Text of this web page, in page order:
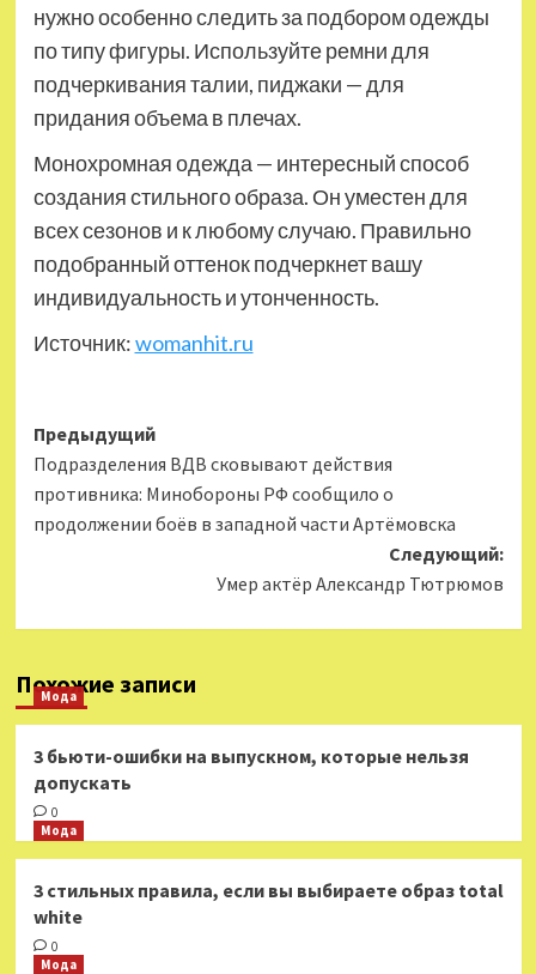
нужно особенно следить за подбором одежды
по типу фигуры. Используйте ремни для
подчеркивания талии, пиджаки — для
придания объема в плечах.
Монохромная одежда — интересный способ
создания стильного образа. Он уместен для
всех сезонов и к любому случаю. Правильно
подобранный оттенок подчеркнет вашу
индивидуальность и утонченность.
Источник:womanhit.ru
Навигация
записи
Предыдущий
Подразделения ВДВ сковывают действия
противника: Минобороны РФ сообщило о
продолжении боёв в западной части Артёмовска
Следующий:
Умер актёр Александр Тютрюмов
Похожие записи
Мода
3 бьюти-ошибки на выпускном, которые нельзя
допускать
0
Мода
3 стильных правила, если вы выбираете образ total
white
0
Мода